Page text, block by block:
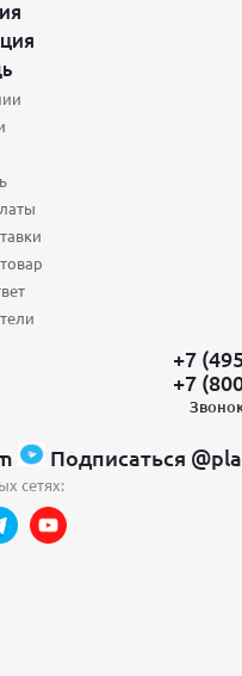
+7
+7
Подписаться
сетях: